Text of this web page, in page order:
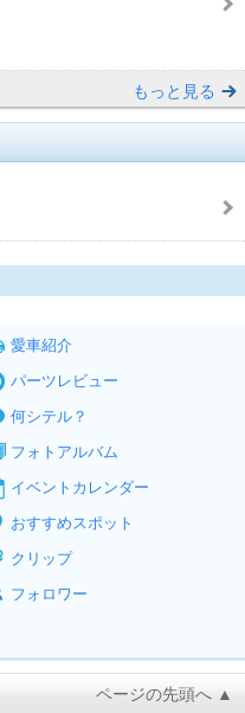
もっと見る
愛車紹介
パーツレビュー
何シテル？
フォトアルバム
イベントカレンダー
おすすめスポット
クリップ
フォロワー
ページの先頭へ ▲